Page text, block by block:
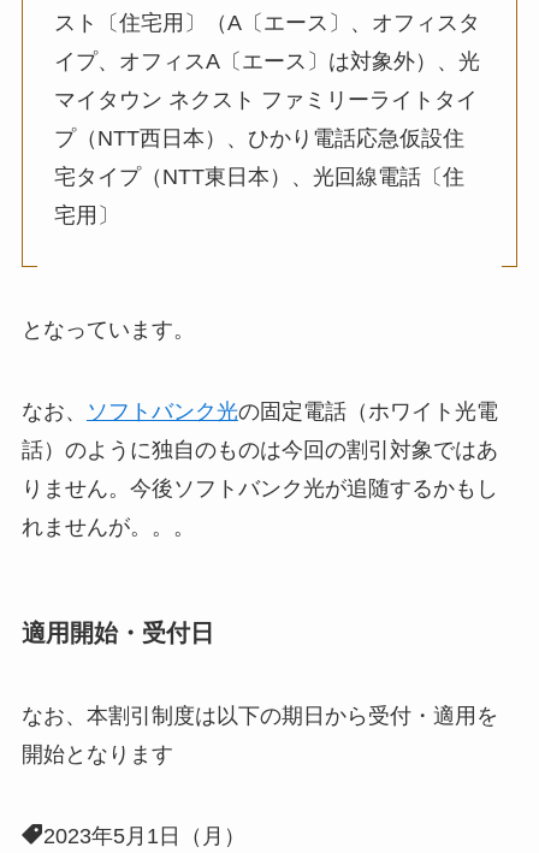
スト〔住宅用〕（A〔エース〕、オフィスタ
イプ、オフィスA〔エース〕は対象外）、光
マイタウン ネクスト ファミリーライトタイ
プ（NTT西日本）、ひかり電話応急仮設住
宅タイプ（NTT東日本）、光回線電話〔住
宅用〕
となっています。
なお、 ソフトバンク光の固定電話（ホワイト光電
話）のように独自のものは今回の割引対象ではあ
りません。今後ソフトバンク光が追随するかもし
れませんが。。。
適用開始・受付日
なお、本割引制度は以下の期日から受付・適用を
開始となります
2023年5月1日（月）